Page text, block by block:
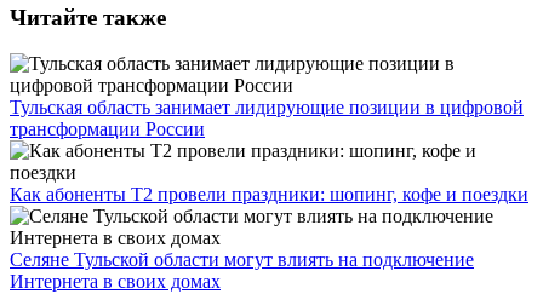
Читайте также
Тульская область занимает лидирующие позиции в цифровой
трансформации России
Как абоненты T2 провели праздники: шопинг, кофе и поездки
Селяне Тульской области могут влиять на подключение
Интернета в своих домах